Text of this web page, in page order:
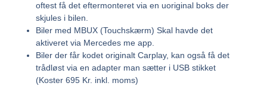
oftest få det eftermonteret via en uoriginal boks der
skjules i bilen.
Biler med MBUX (Touchskærm) Skal havde det
aktiveret via Mercedes me app.
Biler der får kodet originalt Carplay, kan også få det
trådløst via en adapter man sætter i USB stikket
(Koster 695 Kr. inkl. moms)